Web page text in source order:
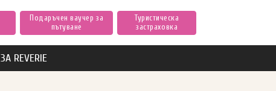
Подаръчен ваучер за
пътуване
Туристическа
застраховка
ЗА REVERIE